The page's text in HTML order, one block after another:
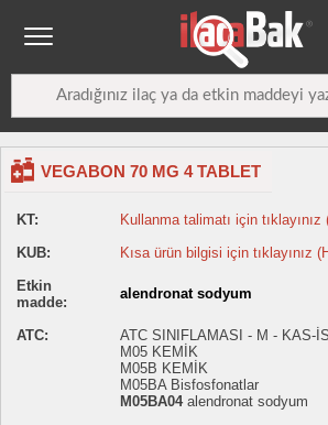
VEGABON 70 MG 4 TABLET
KT:
Kullanma talimatı için
KUB:
Kısa ürün bilgisi için tıklayınız
Etkin
madde:
alendronat sodyum
ATC:
ATC SINIFLAMASI - M - KAS-
M05 KEMİK
M05B KEMİK
M05BA Bisfosfonatlar
M05BA04alendronat sodyum